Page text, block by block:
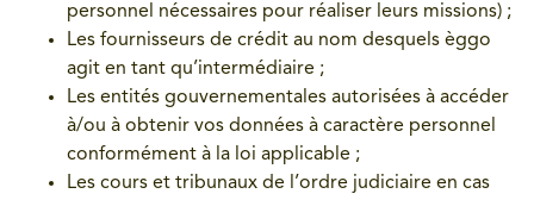
personnel nécessaires pour réaliser leurs missions) ;
Les fournisseurs de crédit au nom desquels èggo
agit en tant qu’intermédiaire ;
Les entités gouvernementales autorisées à accéder
à/ou à obtenir vos données à caractère personnel
conformément à la loi applicable ;
Les cours et tribunaux de l’ordre judiciaire en cas